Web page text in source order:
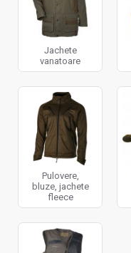
Jachete
vanatoare
Pulovere,
bluze, jachete
fleece